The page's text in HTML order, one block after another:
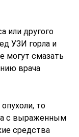
или другого
УЗИ горла и
могут смазать
врача
то
с выраженным
средства